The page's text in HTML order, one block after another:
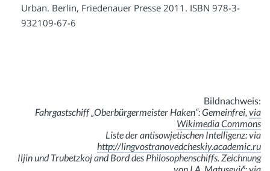
Urban. Berlin, Friedenauer Presse 2011. ISBN 978-3-
932109-67-6
Bildnachweis:
Fahrgastschiff „Oberbürgermeister Haken“: Gemeinfrei,via
Wikimedia Commons
Liste der antisowjetischen Intelligenz: via
http://lingvostranovedcheskiy.academic.ru
Iljin und Trubetzkoj and Bord des Philosophenschiffs. Zeichnung